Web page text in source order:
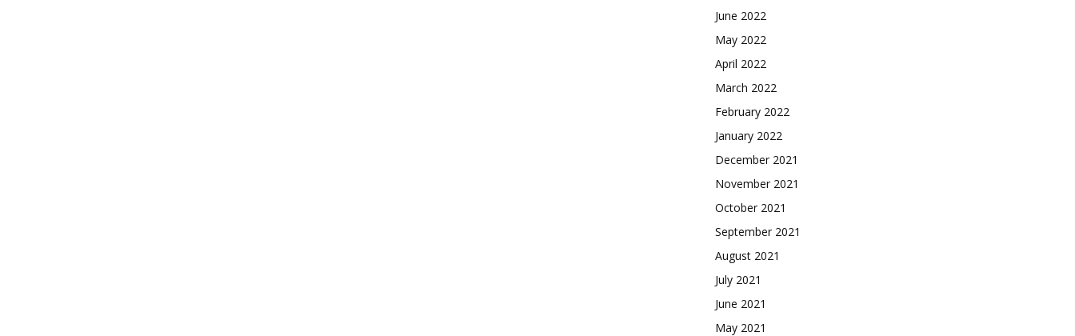
June 2022
May 2022
April 2022
March 2022
February 2022
January 2022
December 2021
November 2021
October 2021
September 2021
August 2021
July 2021
June 2021
May 2021